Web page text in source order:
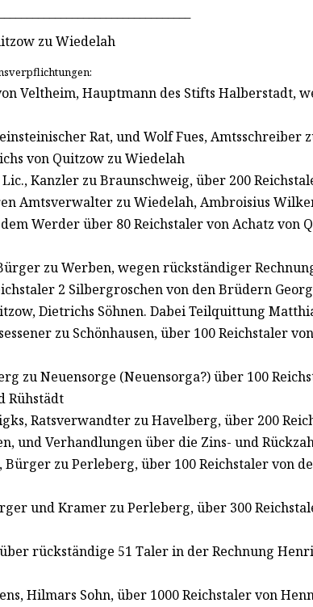
zu Wiedelah
Veltheim, Hauptmann des Stifts Halberstadt,
Rat, und Wolf Fues, Amtsschreiber
von Quitzow zu Wiedelah
Kanzler zu Braunschweig, über 200
Amtsverwalter zu Wiedelah, Ambroisius
Werder über 80 Reichstaler von Achatz von
zu Werben, wegen rückständiger
2 Silbergroschen von den Brüdern
Dietrichs Söhnen. Dabei Teilquittung
zu Schönhausen, über 100 Reichstaler
zu Neuensorge (Neuensorga?) über 100
Rühstädt
Ratsverwandter zu Havelberg, über 200
und Verhandlungen über die Zins- und
Bürger zu Perleberg, über 100 Reichstaler von
und Kramer zu Perleberg, über 300
rückständige 51 Taler in der Rechnung
Hilmars Sohn, über 1000 Reichstaler von